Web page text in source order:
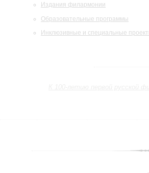
Издания филармонии
Образовательные программы
Инклюзивные и специальные